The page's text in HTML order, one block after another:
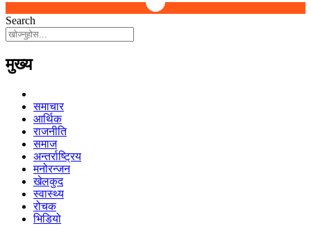
Search
मुख्य
समाचार
आर्थिक
राजनीति
समाज
अन्तर्राष्ट्रिय
मनोरन्जन
खेलकुद
स्वास्थ्य
रोचक
भिडियो